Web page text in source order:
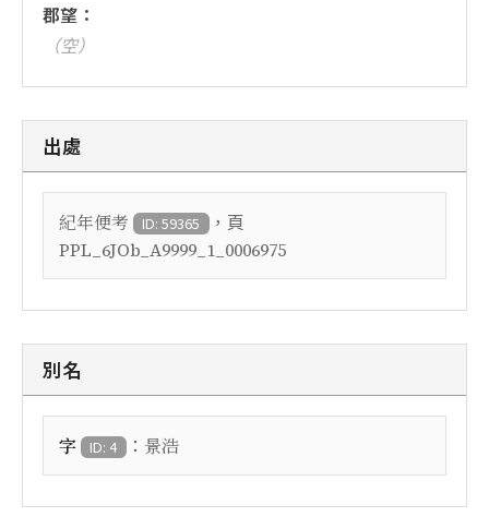
郡望：
（空）
出處
紀年便考 ID: 59365 ，頁
PPL_6JOb_A9999_1_0006975
別名
字 ID: 4 ： 景浩